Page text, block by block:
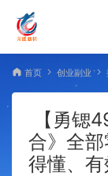
首页 创业副业
【勇锶
合》全
得懂、